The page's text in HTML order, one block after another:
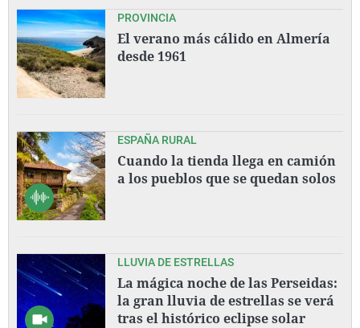
PROVINCIA
El verano más cálido en Almería
desde 1961
ESPAÑA RURAL
Cuando la tienda llega en camión
a los pueblos que se quedan solos
LLUVIA DE ESTRELLAS
La mágica noche de las Perseidas:
la gran lluvia de estrellas se verá
tras el histórico eclipse solar